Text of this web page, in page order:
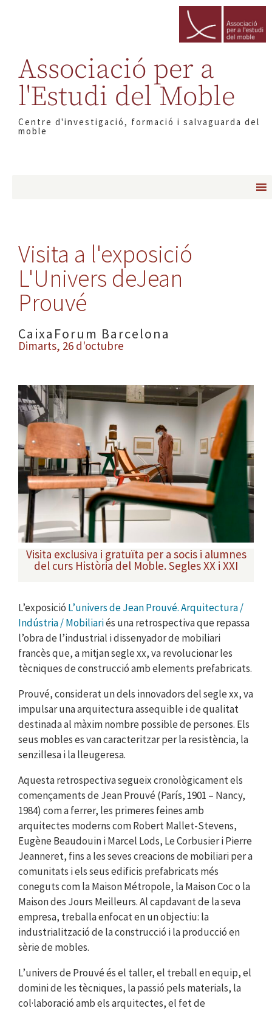
Associació per a
l'Estudi del Moble
Centre d'investigació, formació i salvaguarda del
moble
Visita a l'exposició
L'Univers deJean
Prouvé
CaixaForum Barcelona
Dimarts, 26 d'octubre
Visita exclusiva i gratuïta per a socis i alumnes
del curs Història del Moble. Segles XX i XXI
L’exposició L’univers de Jean Prouvé. Arquitectura /
Indústria / Mobiliariés una retrospectiva que repassa
l’obra de l’industrial i dissenyador de mobiliari
francès que, a mitjan segle xx, va revolucionar les
tècniques de construcció amb elements prefabricats.
Prouvé, considerat un dels innovadors del segle xx, va
impulsar una arquitectura assequible i de qualitat
destinada al màxim nombre possible de persones. Els
seus mobles es van caracteritzar per la resistència, la
senzillesa i la lleugeresa.
Aquesta retrospectiva segueix cronològicament els
començaments de Jean Prouvé (París, 1901 – Nancy,
1984) com a ferrer, les primeres feines amb
arquitectes moderns com Robert Mallet-Stevens,
Eugène Beaudouin i Marcel Lods, Le Corbusier i Pierre
Jeanneret, fins a les seves creacions de mobiliari per a
comunitats i els seus edificis prefabricats més
coneguts com la Maison Métropole, la Maison Coc o la
Maison des Jours Meilleurs. Al capdavant de la seva
empresa, treballa enfocat en un objectiu: la
industrialització de la construcció i la producció en
sèrie de mobles.
L’univers de Prouvé és el taller, el treball en equip, el
domini de les tècniques, la passió pels materials, la
col·laboració amb els arquitectes, el fet de